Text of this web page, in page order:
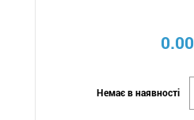
0.00
Немає в наявності